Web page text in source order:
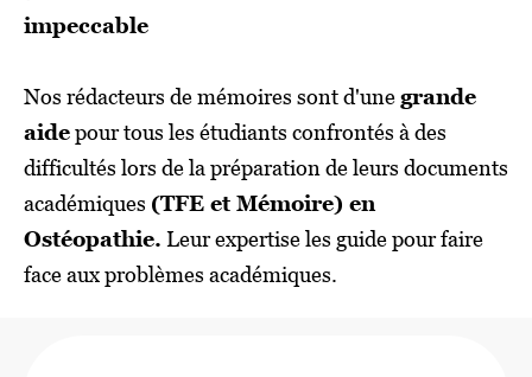
impeccable
Nos rédacteurs de mémoires sont d'unegrande
aidepour tous les étudiants confrontés à des
difficultés lors de la préparation de leurs documents
académiques (TFE et Mémoire) en
Ostéopathie. Leur expertise les guide pour faire
face aux problèmes académiques.